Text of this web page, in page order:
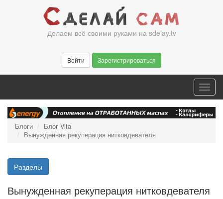
Делаем всё своими руками на sdelay.tv
Войти Зарегистрироваться
Блоги
Блог Vita
Вынужденная рекуперация нитковдевателя
Разделы
Вынужденная рекуперация нитковдевателя